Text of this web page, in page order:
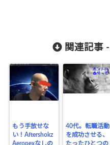
関連記事 -
もう手放せな
い！Aftershokz
Aeropexなしの
40代。転職活動
を成功させる、
たったひとつの